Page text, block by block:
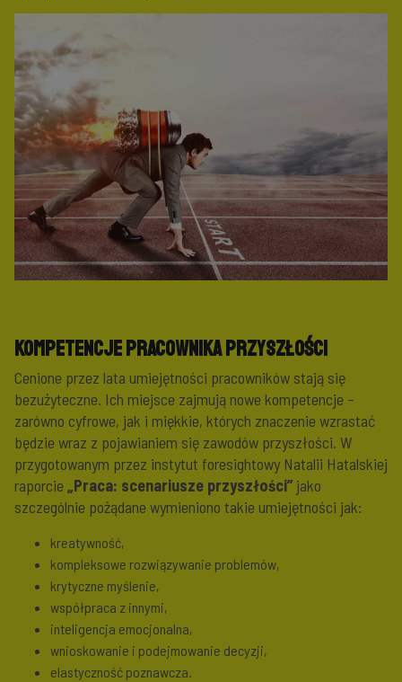
Kompetencje pracownika przyszłości
Cenione przez lata umiejętności pracowników stają się
bezużyteczne. Ich miejsce zajmują nowe kompetencje –
zarówno cyfrowe, jak i miękkie, których znaczenie wzrastać
będzie wraz z pojawianiem się zawodów przyszłości. W
przygotowanym przez instytut foresightowy Natalii Hatalskiej
raporcie „Praca: scenariusze przyszłości” jako
szczególnie pożądane wymieniono takie umiejętności jak:
kreatywność,
kompleksowe rozwiązywanie problemów,
krytyczne myślenie,
współpraca z innymi,
inteligencja emocjonalna,
wnioskowanie i podejmowanie decyzji,
elastyczność poznawcza.